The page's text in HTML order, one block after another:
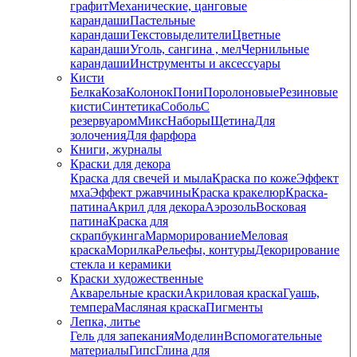
графитМеханические, цанговые
карандашиПастельные
карандашиТекстовыделителиЦветные
карандашиУголь, сангина , мелЧернильные
карандашиИнструменты и аксессуары
Кисти
БелкаКозаКолонокПониПоролоновыеРезиновые
кистиСинтетикаСобольС
резервуаромМиксНаборыЩетинаДля
золоченияДля фарфора
Книги, журналы
Краски для декора
Краска для свечей и мылаКраска по кожеЭффект
мхаЭффект ржавчиныКраска кракелюрКраска-
патинаАкрил для декораАэрозольВосковая
патинаКраска для
скрапбукингаМарморированиеМеловая
краскаМорилкаРельефы, контурыДекорирование
стекла и керамики
Краски художественные
Акварельные краскиАкриловая краскаГуашь,
темпераМасляная краскаПигменты
Лепка, литье
Гель для запеканияМоделинВспомогательные
материалыГипсГлина для